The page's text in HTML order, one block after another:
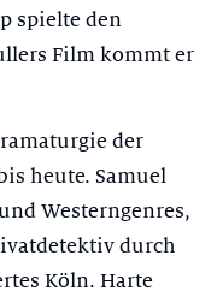
spielte den
Film kommt er
der
heute. Samuel
Westerngenres,
durch
Köln. Harte